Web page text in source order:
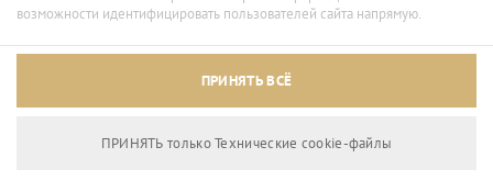
Архивный режим
возможности идентифицировать пользователей сайта напрямую.
ПРИНЯТЬ ВСЁ
ПРИНЯТЬ только Технические сookie-файлы